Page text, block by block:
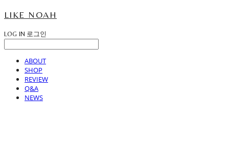
LIKE NOAH
LOG IN 로그인
ABOUT
SHOP
REVIEW
Q&A
NEWS